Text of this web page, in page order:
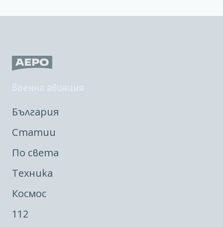
България
Статии
По света
Техника
Космос
112